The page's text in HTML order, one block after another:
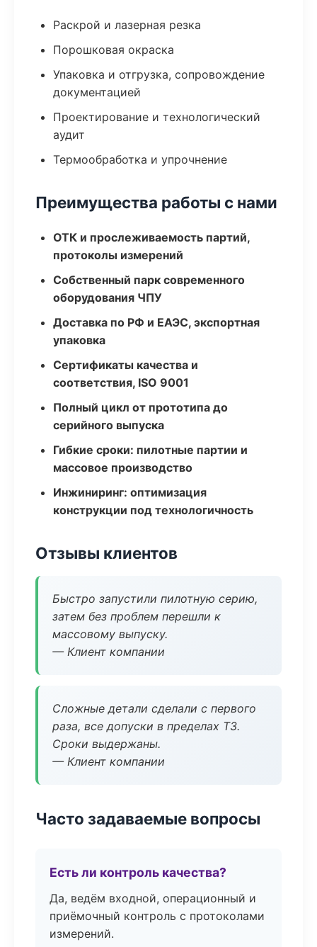
Раскрой и лазерная резка
Порошковая окраска
Упаковка и отгрузка, сопровождение
документацией
Проектирование и технологический
аудит
Термообработка и упрочнение
Преимущества работы с нами
ОТК и прослеживаемость партий,
протоколы измерений
Собственный парк современного
оборудования ЧПУ
Доставка по РФ и ЕАЭС, экспортная
упаковка
Сертификаты качества и
соответствия, ISO 9001
Полный цикл от прототипа до
серийного выпуска
Гибкие сроки: пилотные партии и
массовое производство
Инжиниринг: оптимизация
конструкции под технологичность
Отзывы клиентов
Быстро запустили пилотную серию,
затем без проблем перешли к
массовому выпуску.
— Клиент компании
Сложные детали сделали с первого
раза, все допуски в пределах ТЗ.
Сроки выдержаны.
— Клиент компании
Часто задаваемые вопросы
Есть ли контроль качества?
Да, ведём входной, операционный и
приёмочный контроль с протоколами
измерений.